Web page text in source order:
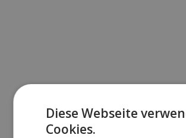
Diese Webseite
Cookies.